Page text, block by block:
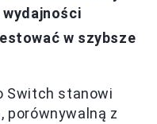
wydajności
w szybsze
Switch stanowi
, porównywalną z